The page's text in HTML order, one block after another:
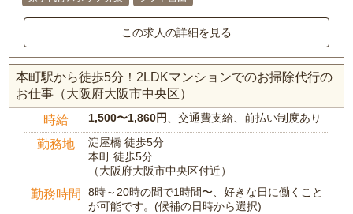
この求人の詳細を見る
本町駅から徒歩5分！2LDKマンションでのお掃除代行の
お仕事（大阪府大阪市中央区）
時給 1,500〜1,860円、交通費支給、前払い制度あり
勤務地
淀屋橋 徒歩5分
本町 徒歩5分
（大阪府大阪市中央区付近）
勤務時間
8時～20時の間で1時間〜、好きな日に働くこと
が可能です。(候補の日時から選択)